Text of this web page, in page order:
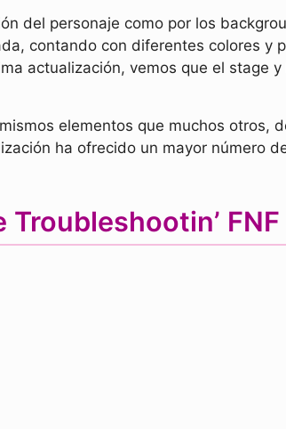
del personaje como por los
contando con diferentes colores y
actualización, vemos que el stage
elementos que muchos otros,
ha ofrecido un mayor número
FNF